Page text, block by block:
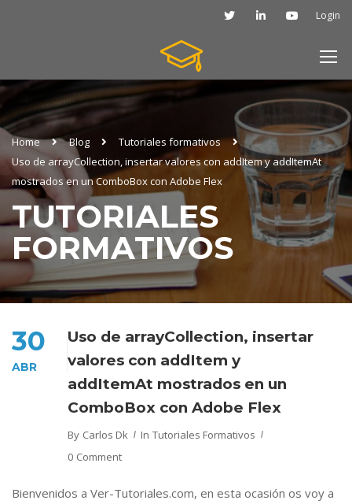
Login
Home Blog
Tutoriales formativos
Uso de arrayCollection, insertar valores con addItem y addItemAt
mostrados en un ComboBox con Adobe Flex
TUTORIALES
FORMATIVOS
30
ABR
Uso de arrayCollection, insertar
valores con addItem y
addItemAt mostrados en un
ComboBox con Adobe Flex
By Carlos Dk In Tutoriales Formativos
0 Comment
Bienvenidos a Ver-Tutoriales.com, en esta ocasión os voy a